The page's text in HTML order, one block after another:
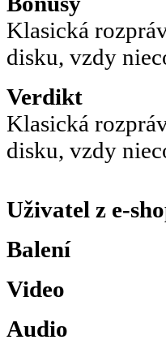
Klasická
disku, vzdy
Verdikt
Klasická
disku, vzdy
Uživatel z e-
Balení
Video
Audio